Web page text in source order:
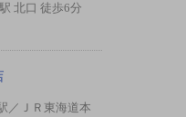
北口 徒歩6分
ＪＲ東海道本